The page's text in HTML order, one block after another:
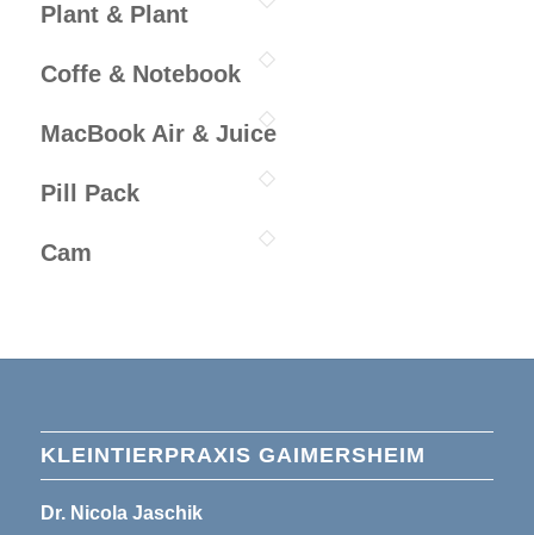
Plant & Plant
Coffe & Notebook
MacBook Air & Juice
Pill Pack
Cam
KLEINTIERPRAXIS GAIMERSHEIM
Dr. Nicola Jaschik